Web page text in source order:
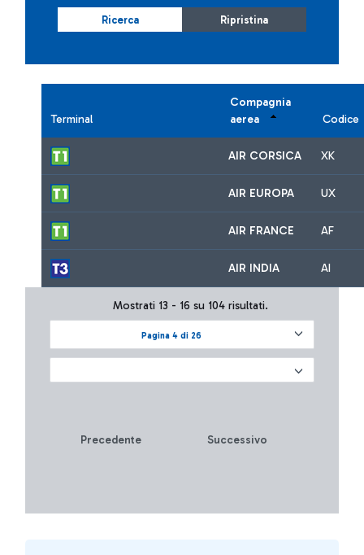
Ricerca Ripristina
Terminal
Compagnia
aerea
Codice
AIR CORSICA XK
AIR EUROPA UX
AIR FRANCE AF
AIR INDIA AI
Pagina 4 di 26
Mostrati 13 - 16 su 104 risultati.
Precedente Successivo